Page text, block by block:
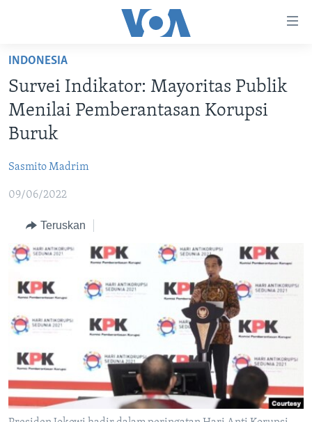
Akses
Lanjut
ke
Konten
Utama
ke
Utama
Lanjut
Pencarian
VIDEO
DAFTAR PROGRAM
IKUTI KAMI
Bahasa-bahasa
INDONESIA
Survei Indikator: Mayoritas Publik
Menilai Pemberantasan Korupsi
Buruk
Sasmito Madrim
09/06/2022
Teruskan